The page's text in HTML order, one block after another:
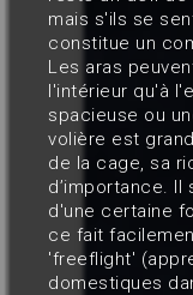
mais s'ils se
constitue un
Les aras
l'intérieur qu'à
spacieuse ou
volière est
de la cage, sa
d’importance. Il
d'une certaine
ce fait
'freeflight'
domestiques